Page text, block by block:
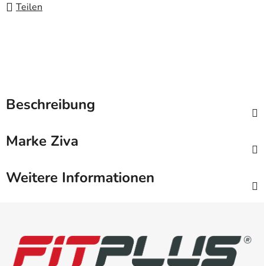
Teilen
Beschreibung
Marke Ziva
Weitere Informationen